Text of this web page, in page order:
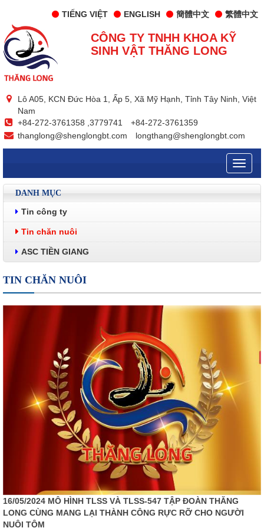
TIẾNG VIỆT ENGLISH 簡體中文 繁體中文
CÔNG TY TNHH KHOA KỸ
SINH VẬT THĂNG LONG
Lô A05, KCN Đức Hòa 1, Ấp 5, Xã Mỹ Hạnh, Tỉnh Tây Ninh, Việt
Nam
+84-272-3761358 ,3779741
+84-272-3761359
thanglong@shenglongbt.com
longthang@shenglongbt.com
Toggle
DANH MỤC
Tin công ty
Tin chăn nuôi
ASC TIỀN GIANG
TIN CHĂN NUÔI
16/05/2024 MÔ HÌNH TLSS VÀ TLSS-547 TẬP ĐOÀN THĂNG
LONG CÙNG MANG LẠI THÀNH CÔNG RỰC RỠ CHO NGƯỜI
NUÔI TÔM